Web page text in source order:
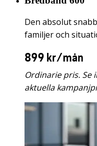
Den absolut
familjer och
899 kr/mån
Ordinarie pris.
aktuella